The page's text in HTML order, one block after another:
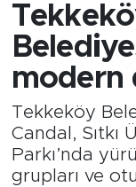
modern
Tekkeköy
Candal, Sıtkı
Parkı’nda
grupları ve
Süper Lig
Tüm
Son
Haber